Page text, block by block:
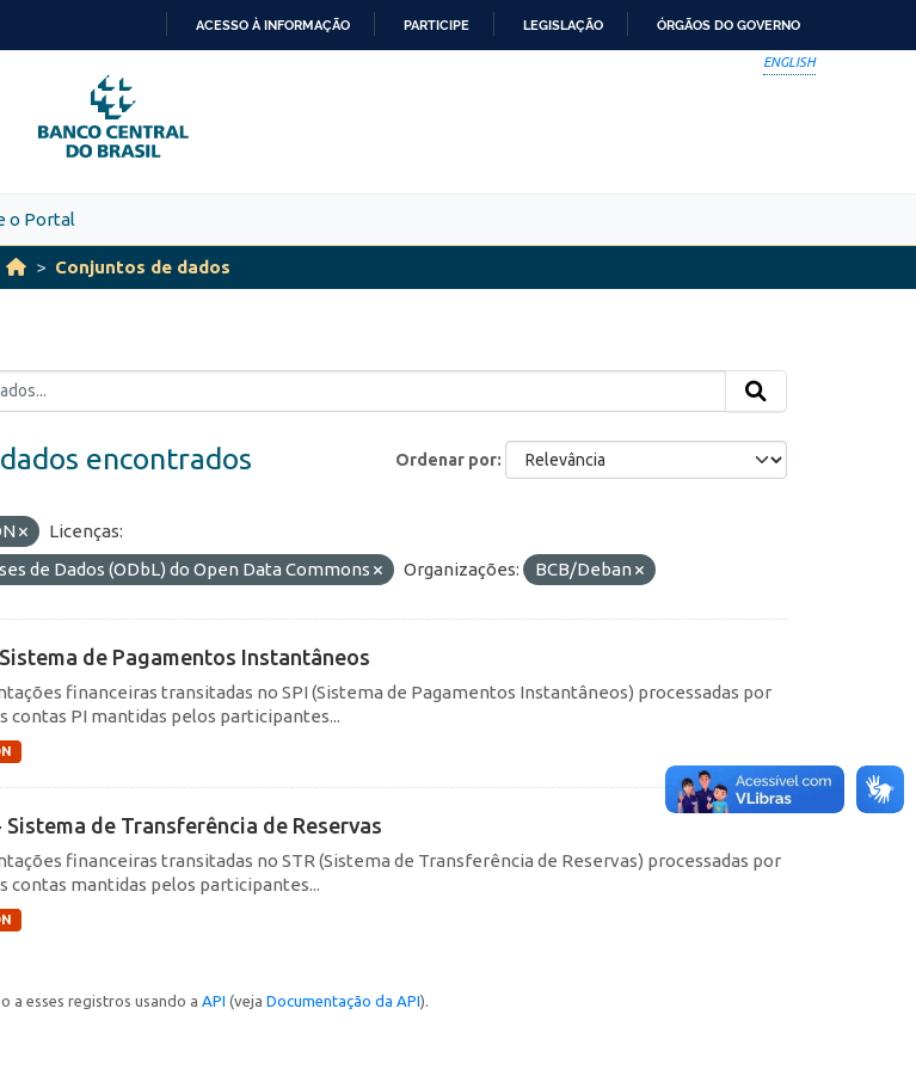
PARA
O
CONTEÚDO
ACESSO À INFORMAÇÃO PARTICIPE LEGISLAÇÃO ÓRGÃOS DO GOVERNO
ENGLISH
o Portal
Conjuntos de dados
Ordenar por
encontrados
Licenças:
de Dados (ODbL) do Open Data Commons
Organizações: BCB/Deban
de Pagamentos Instantâneos
financeiras transitadas no SPI (Sistema de Pagamentos Instantâneos) processadas por
contas PI mantidas pelos participantes...
de Transferência de Reservas
financeiras transitadas no STR (Sistema de Transferência de Reservas) processadas por
contas mantidas pelos participantes...
a esses registros usando a API (veja Documentação da API).